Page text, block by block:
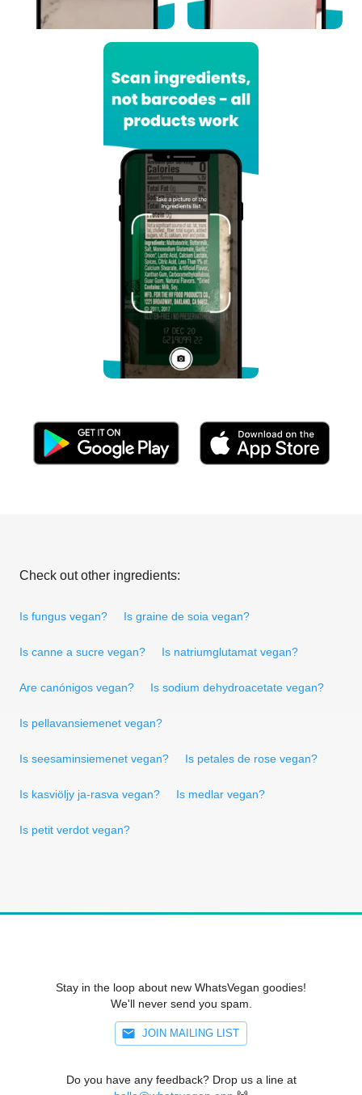
Check out other ingredients:
Is fungus vegan? Is graine de soia vegan?
Is canne a sucre vegan? Is natriumglutamat vegan?
Are canónigos vegan? Is sodium dehydroacetate vegan?
Is pellavansiemenet vegan?
Is seesaminsiemenet vegan? Is petales de rose vegan?
Is kasviöljy ja-rasva vegan? Is medlar vegan?
Is petit verdot vegan?
Stay in the loop about new WhatsVegan goodies!
We'll never send you spam.
JOIN MAILING LIST
Do you have any feedback? Drop us a line at